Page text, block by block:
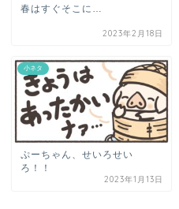
春はすぐそこに…
2023年2月18日
小ネタ
ぷーちゃん、せいろせい
ろ！！
2023年1月13日